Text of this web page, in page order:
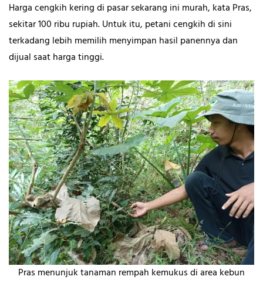
Harga cengkih kering di pasar sekarang ini murah, kata Pras,
sekitar 100 ribu rupiah. Untuk itu, petani cengkih di sini
terkadang lebih memilih menyimpan hasil panennya dan
dijual saat harga tinggi.
Pras menunjuk tanaman rempah kemukus di area kebun